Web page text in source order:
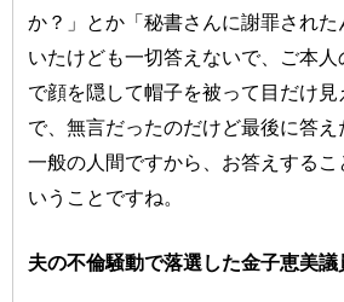
か？」とか「秘書さんに謝罪され
いたけども一切答えないで、ご本
で顔を隠して帽子を被って目だけ見
で、無言だったのだけど最後に答
一般の人間ですから、お答えするこ
いうことですね。
夫の不倫騒動で落選した金子恵美議